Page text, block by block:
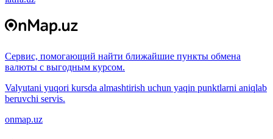
Сервис, помогающий найти ближайшие пункты обмена
валюты с выгодным курсом.
Valyutani yuqori kursda almashtirish uchun yaqin punktlarni aniqlab
beruvchi servis.
onmap.uz